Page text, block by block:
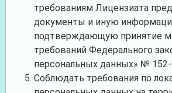
требованиям Лицензиата
документы и иную
подтверждающую принятие
требований Федерального
персональных данных» №
Cоблюдать требования по